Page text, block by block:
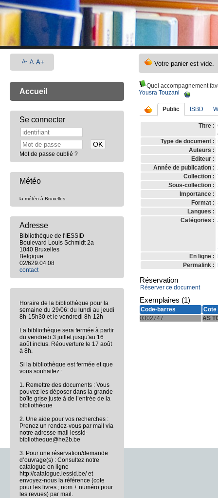
Quel accompagnement
Yousra Touzani
Public ISBD
Titre :
Type de document :
Auteurs :
Editeur :
Année de publication :
Collection :
Sous-collection :
Importance :
Format :
Langues :
Catégories :
En ligne :
Permalink :
Réservation
Réserver ce document
Exemplaires (1)
Code-barres
Cote
0302747
AS
A- A A+
Accueil
Se connecter
Mot de passe oublié ?
Météo
la météo à Bruxelles
Adresse
Bibliothèque de l'IESSID
Boulevard Louis Schmidt 2a
1040 Bruxelles
Belgique
02/629.04.08
contact
Horaire de la bibliothèque pour la
semaine du 29/06: du lundi au jeudi
8h-15h30 et le vendredi 8h-12h
La bibliothèque sera fermée à partir
du vendredi 3 juillet jusqu'au 16
août inclus. Réouverture le 17 août
à 8h.
Si la bibliothèque est fermée et que
vous souhaitez :
1. Remettre des documents : Vous
pouvez les déposer dans la grande
boîte grise juste à de l’entrée de la
bibliothèque
2. Une aide pour vos recherches :
Prenez un rendez-vous par mail via
notre adresse mail iessid-
bibliotheque@he2b.be
3. Pour une réservation/demande
d’ouvrage(s) : Consultez notre
catalogue en ligne
http://catalogue.iessid.be/ et
envoyez-nous la référence (cote
pour les livres ; nom + numéro pour
les revues) par mail.